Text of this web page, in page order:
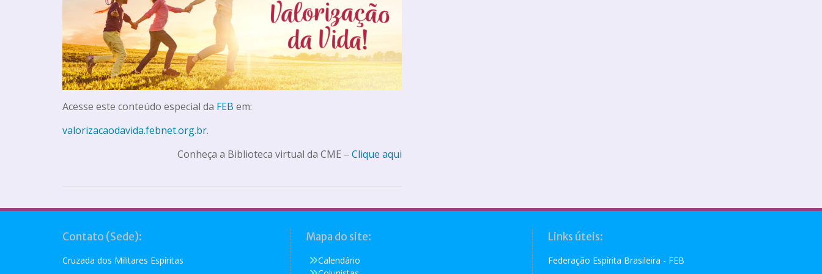
Acesse este conteúdo especial da FEB em:
valorizacaodavida.febnet.org.br.
Conheça a Biblioteca virtual da CME – Clique aqui
Contato (Sede):
Cruzada dos Militares Espíritas
Mapa do site:
Calendário
Links úteis:
Federação Espírita Brasileira - FEB